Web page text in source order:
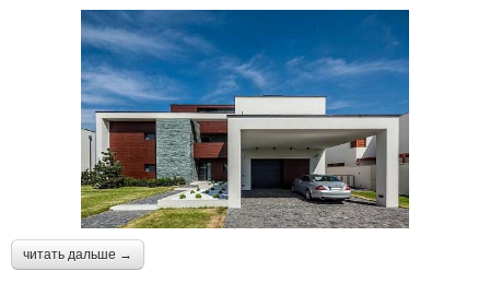
читать дальше →